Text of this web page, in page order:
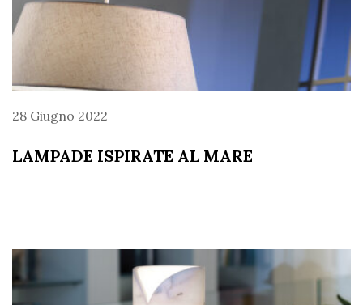
28 Giugno 2022
LAMPADE ISPIRATE AL MARE